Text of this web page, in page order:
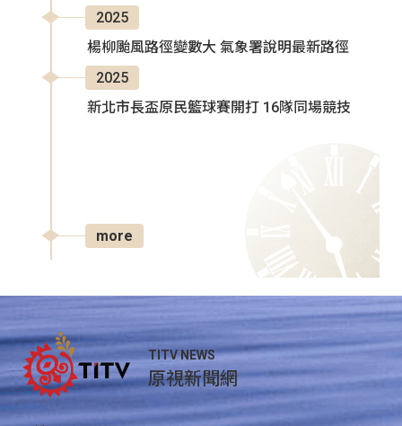
2025
楊柳颱風路徑變數大 氣象署說明最新路徑
2025
新北市長盃原民籃球賽開打 16隊同場競技
more
TITV NEWS
原視新聞網